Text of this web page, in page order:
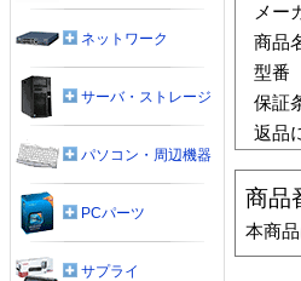
メー
商品
型番
保証
返品
商品
本商
ネットワーク
サーバ・ストレージ
パソコン・周辺機器
PCパーツ
サプライ